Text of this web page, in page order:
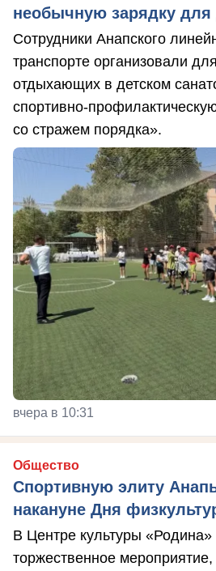
необычную зарядку для
Сотрудники Анапского
транспорте организовали
отдыхающих в детском
спортивно-
со стражем порядка».
вчера в 10:31
Общество
Спортивную элиту
накануне Дня
В Центре культуры
торжественное